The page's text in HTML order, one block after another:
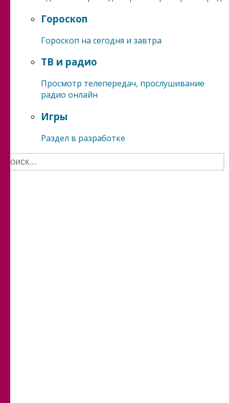
Гороскоп
Гороскоп на сегодня и завтра
ТВ и радио
Просмотр телепередач, прослушивание
радио онлайн
Игры
Раздел в разработке